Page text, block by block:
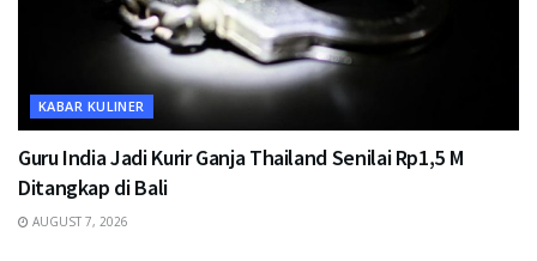
KABAR KULINER
Guru India Jadi Kurir Ganja Thailand Senilai Rp1,5 M
Ditangkap di Bali
AUGUST 7, 2026